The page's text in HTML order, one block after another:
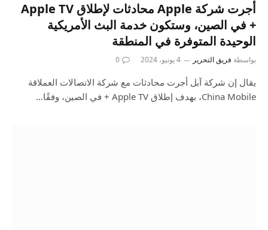
أجرت شركة Apple محادثات لإطلاق Apple TV
+ في الصين، وستكون خدمة البث الأمريكية
الوحيدة المتوفرة في المنطقة
بواسطة فريق التحرير 4 يونيو، 2024 0
يقال إن شركة آبل أجرت محادثات مع شركة الاتصالات العملاقة
China Mobile، بهدف إطلاق Apple TV + في الصين، وفقًا…